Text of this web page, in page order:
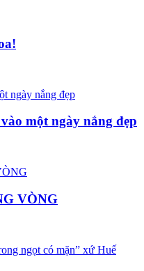
một ngày nắng đẹp
VÒNG